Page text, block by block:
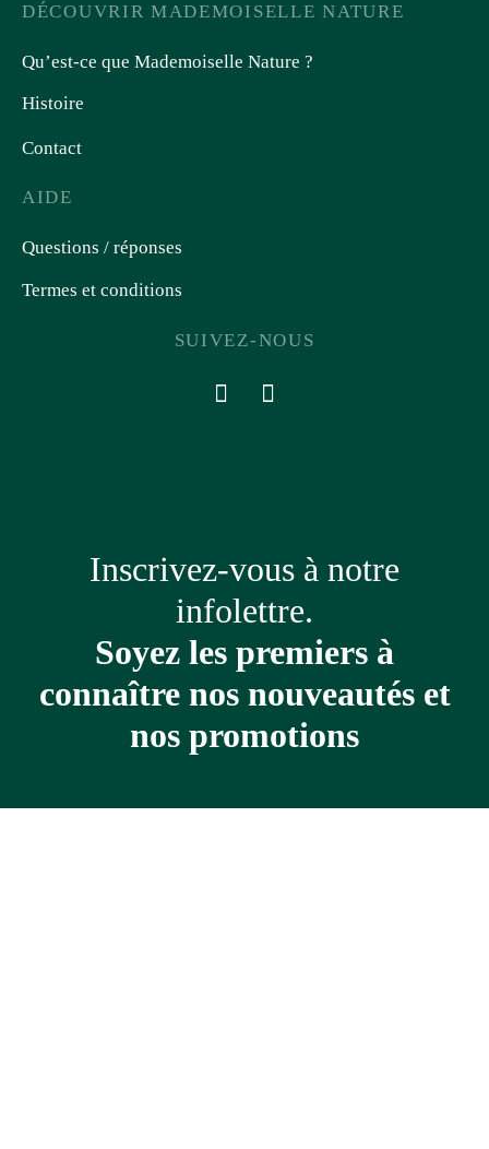
DÉCOUVRIR MADEMOISELLE NATURE
Qu’est-ce que Mademoiselle Nature ?
Histoire
Contact
AIDE
Questions / réponses
Termes et conditions
SUIVEZ-NOUS
Inscrivez-vous à notre
infolettre.
Soyez les premiers à
connaître nos nouveautés et
nos promotions